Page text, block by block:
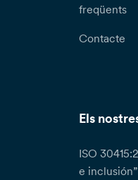
freqüents
Contacte
Els
ISO
e inclusión”